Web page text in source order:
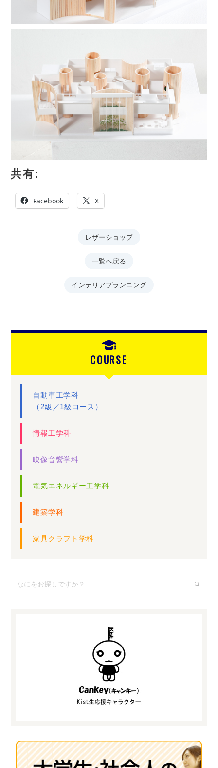
共有:
Facebook X
レザーショップ
一覧へ戻る
インテリアプランニング
COURSE
自動車工学科
（2級／1級コース）
情報工学科
映像音響学科
電気エネルギー工学科
建築学科
家具クラフト学科